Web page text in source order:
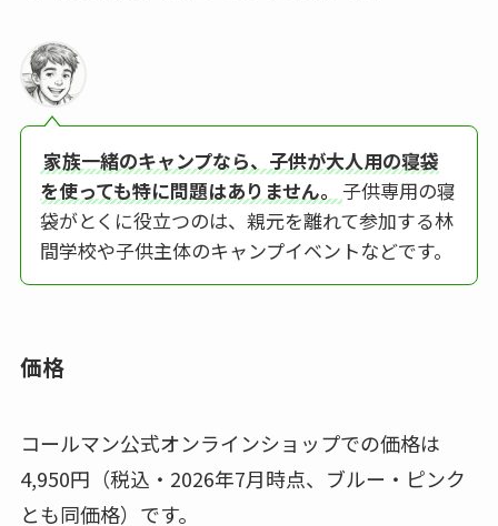
家族一緒のキャンプなら、子供が大人用の寝袋
を使っても特に問題はありません。 子供専用の寝
袋がとくに役立つのは、親元を離れて参加する林
間学校や子供主体のキャンプイベントなどです。
価格
コールマン公式オンラインショップでの価格は
4,950円（税込・2026年7月時点、ブルー・ピンク
とも同価格）です。